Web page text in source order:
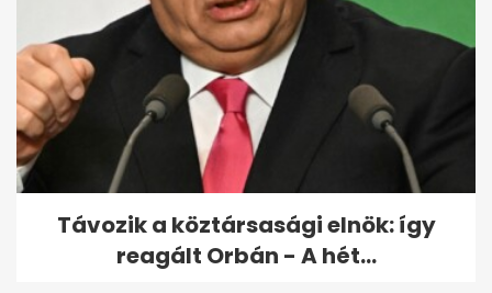
Orbán Viktor Kínába
látogatott
Távozik a köztársasági elnök: így
reagált Orbán - A hét...